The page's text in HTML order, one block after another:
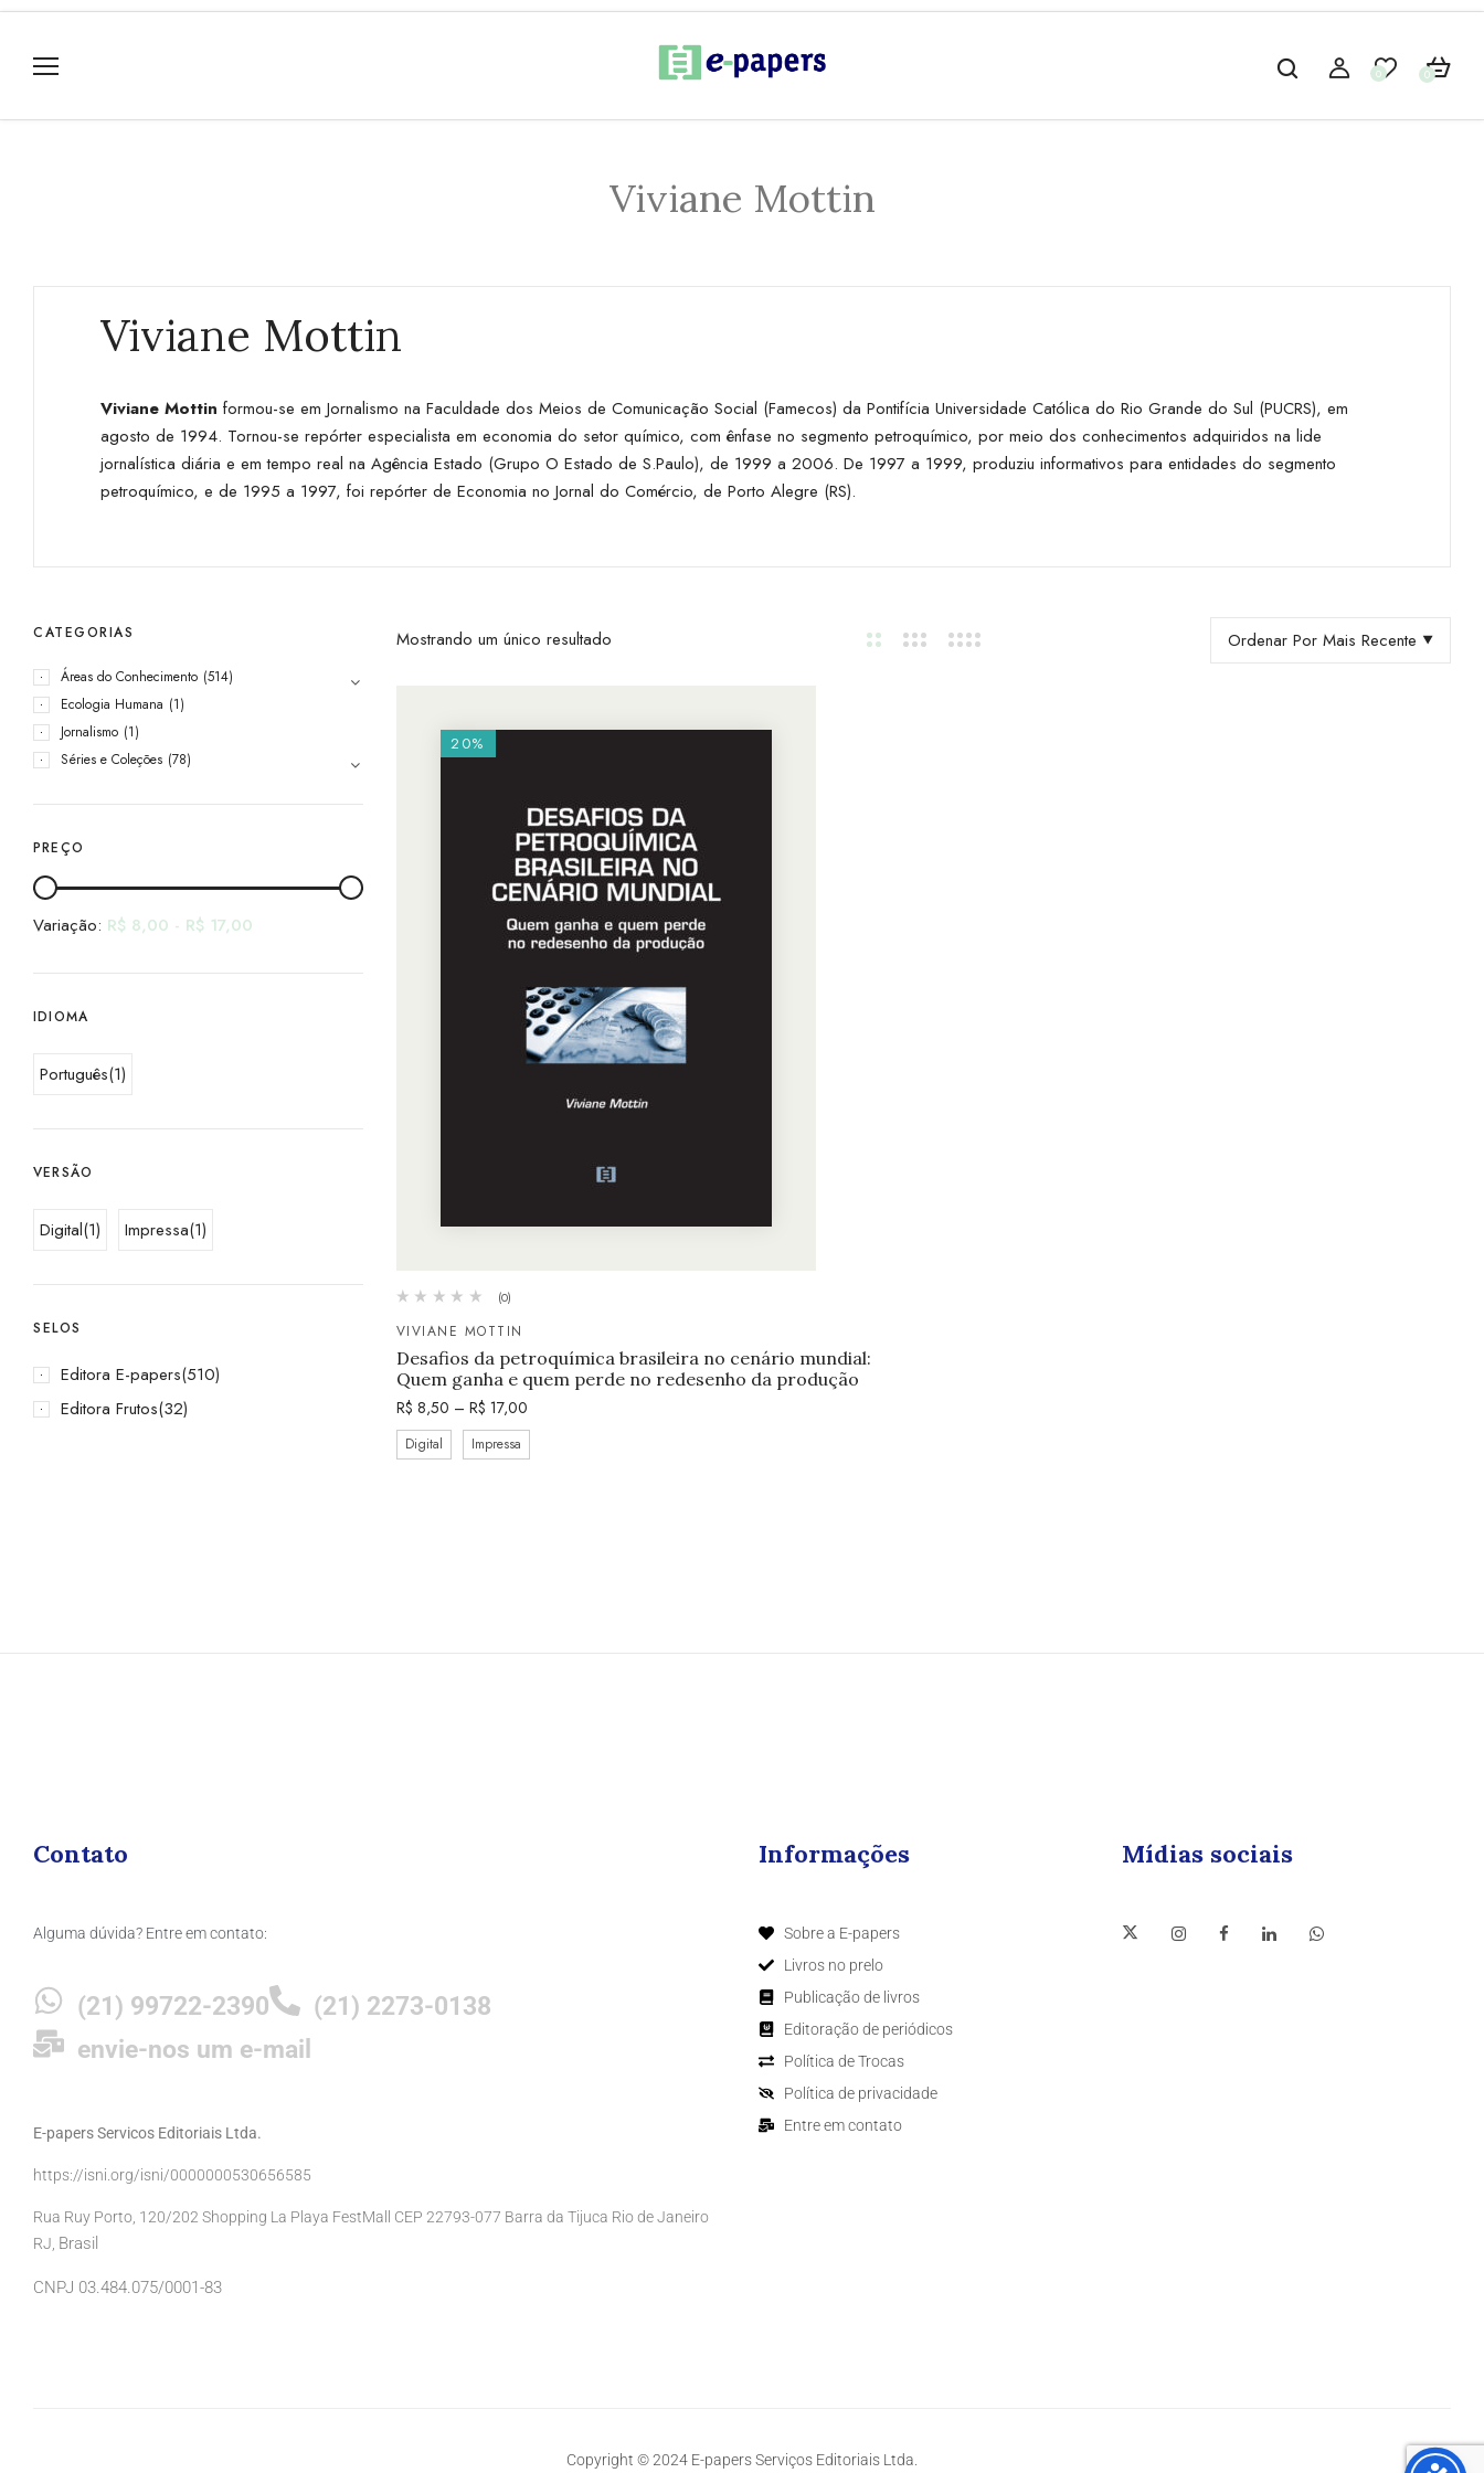
0 0
Viviane Mottin
Viviane Mottin
Viviane Mottin formou-se em Jornalismo na Faculdade dos Meios de Comunicação Social (Famecos) da Pontifícia Universidade Católica do Rio Grande do Sul (PUCRS), em
agosto de 1994. Tornou-se repórter especialista em economia do setor químico, com ênfase no segmento petroquímico, por meio dos conhecimentos adquiridos na lide
jornalística diária e em tempo real na Agência Estado (Grupo O Estado de S.Paulo), de 1999 a 2006. De 1997 a 1999, produziu informativos para entidades do segmento
petroquímico, e de 1995 a 1997, foi repórter de Economia no Jornal do Comércio, de Porto Alegre (RS).
CATEGORIAS
Áreas do Conhecimento (514)
Ecologia Humana (1)
Jornalismo (1)
Séries e Coleções (78)
PREÇO
Variação: R$ 8,00 - R$ 17,00
IDIOMA
Português(1)
VERSÃO
Digital(1) Impressa(1)
SELOS
Editora E-papers(510)
Editora Frutos(32)
Mostrando um único resultado Ordenar Por Mais Recente
20%
(0)
VIVIANE MOTTIN
Desafios da petroquímica brasileira no cenário mundial:
Quem ganha e quem perde no redesenho da produção
R$ 8,50 – R$ 17,00
Digital Impressa
Contato
Alguma dúvida? Entre em contato:
(21) 99722-2390
(21) 2273-0138
envie-nos um e-mail
E-papers Servicos Editoriais Ltda.
https://isni.org/isni/0000000530656585
Rua Ruy Porto, 120/202 Shopping La Playa FestMall CEP 22793-077 Barra da Tijuca Rio de Janeiro
RJ, Brasil
CNPJ 03.484.075/0001-83
Informações
Sobre a E-papers
Livros no prelo
Publicação de livros
Editoração de periódicos
Política de Trocas
Política de privacidade
Entre em contato
Mídias sociais
Copyright © 2024 E-papers Serviços Editoriais Ltda.